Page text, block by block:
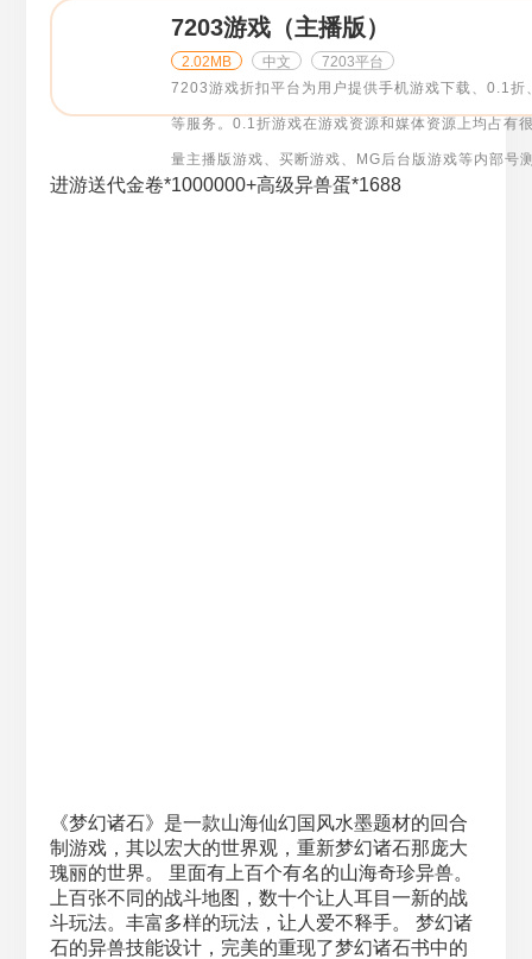
7203游戏（主播版）
2.02MB 中文
7203平台
7203游戏折扣平台为用户提供手机游戏下载、0.1
等服务。0.1折游戏在游戏资源和媒体资源上均占有
量主播版游戏、买断游戏、MG后台版游戏等内部号
进游送代金卷*1000000+高级异兽蛋*1688
《梦幻诸石》是一款山海仙幻国风水墨题材的回合
制游戏，其以宏大的世界观，重新梦幻诸石那庞大
瑰丽的世界。 里面有上百个有名的山海奇珍异兽。
上百张不同的战斗地图，数十个让人耳目一新的战
斗玩法。丰富多样的玩法，让人爱不释手。 梦幻诸
石的异兽技能设计，完美的重现了梦幻诸石书中的